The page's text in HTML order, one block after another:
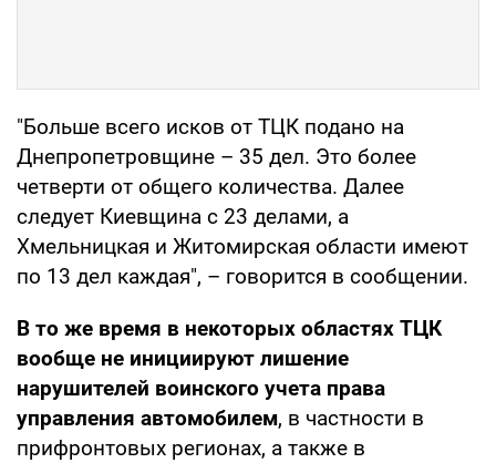
"Больше всего исков от ТЦК подано на
Днепропетровщине – 35 дел. Это более
четверти от общего количества. Далее
следует Киевщина с 23 делами, а
Хмельницкая и Житомирская области имеют
по 13 дел каждая", – говорится в сообщении.
В то же время в некоторых областях ТЦК
вообще не инициируют лишение
нарушителей воинского учета права
управления автомобилем, в частности в
прифронтовых регионах, а также в